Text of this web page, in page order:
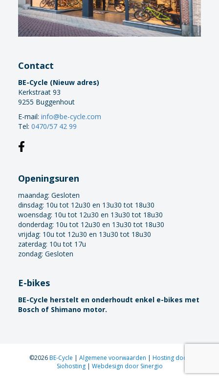
Contact
BE-Cycle (Nieuw adres)
Kerkstraat 93
9255 Buggenhout
E-mail:info@be-cycle.com
Tel:0470/57 42 99
Openingsuren
maandag:Gesloten
dinsdag: 10u tot 12u30 en 13u30 tot 18u30
woensdag: 10u tot 12u30 en 13u30 tot 18u30
donderdag: 10u tot 12u30 en 13u30 tot 18u30
vrijdag: 10u tot 12u30 en 13u30 tot 18u30
zaterdag: 10u tot 17u
zondag: Gesloten
E-bikes
BE-Cycle herstelt en onderhoudt enkel e-bikes met
Bosch of Shimano motor.
©2026BE-Cycle | Algemene voorwaarden | Hosting door
Siohosting | Webdesign door Sinergio